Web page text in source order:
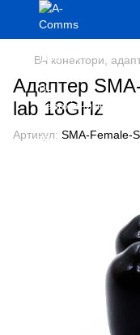
ВЧ конектори,
Адаптер
lab 18GHz
Артикул: SMA-Female-